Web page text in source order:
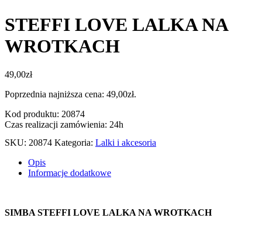
STEFFI LOVE LALKA NA
WROTKACH
49,00zł
Poprzednia najniższa cena: 49,00zł.
Kod produktu: 20874
Czas realizacji zamówienia: 24h
SKU: 20874 Kategoria: Lalki i akcesoria
Opis
Informacje dodatkowe
SIMBA STEFFI LOVE LALKA NA WROTKACH